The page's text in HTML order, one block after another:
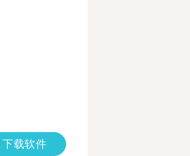
下载软件